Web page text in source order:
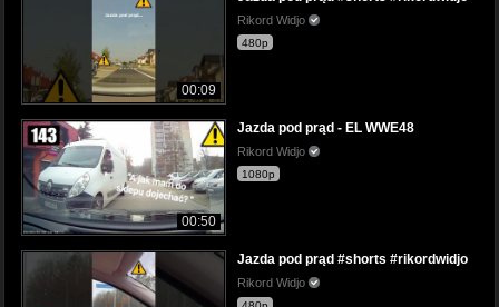
00:09
Rikord Widjo
480p
00:50
Jazda pod prąd - EL WWE48
Rikord Widjo
1080p
Jazda pod prąd #shorts #rikordwidjo
Rikord Widjo